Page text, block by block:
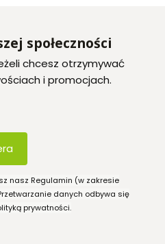
społeczności
chcesz otrzymywać
i promocjach.
nasz Regulamin (w zakresie
danych odbywa się
prywatności.